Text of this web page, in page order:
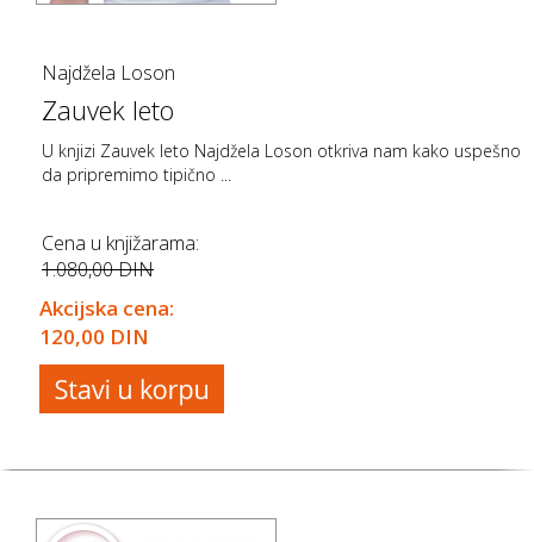
Najdžela Loson
Zauvek leto
U knjizi Zauvek leto Najdžela Loson otkriva nam kako uspešno
da pripremimo tipično ...
Cena u knjižarama:
1.080,00 DIN
Akcijska cena:
120,00 DIN